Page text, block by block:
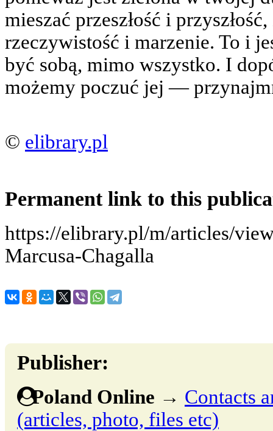
mieszać przeszłość i
rzeczywistość i marzenie. To i
być sobą, mimo wszystko. I
możemy poczuć jej —
© elibrary.pl
Permanent link to this
https://elibrary.pl/m/articles/
Marcusa-Chagalla
Publisher:
Poland Online → Contacts
(articles, photo, files etc)